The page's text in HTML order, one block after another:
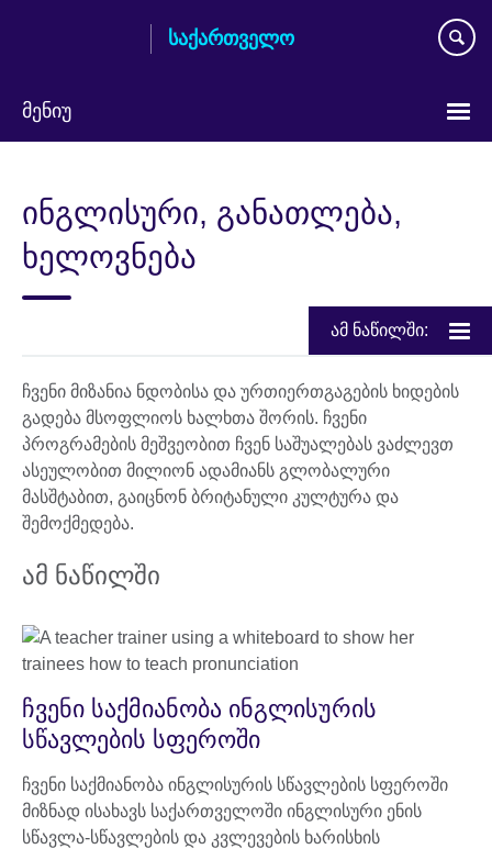
საქართველო
მენიუ
ინგლისური, განათლება,
ხელოვნება
ამ ნაწილში:
ჩვენი მიზანია ნდობისა და ურთიერთგაგების ხიდების
გადება მსოფლიოს ხალხთა შორის. ჩვენი
პროგრამების მეშვეობით ჩვენ საშუალებას ვაძლევთ
ასეულობით მილიონ ადამიანს გლობალური
მასშტაბით, გაიცნონ ბრიტანული კულტურა და
შემოქმედება.
ამ ნაწილში
ჩვენი საქმიანობა ინგლისურის
სწავლების სფეროში
ჩვენი საქმიანობა ინგლისურის სწავლების სფეროში
მიზნად ისახავს საქართველოში ინგლისური ენის
სწავლა-სწავლების და კვლევების ხარისხის